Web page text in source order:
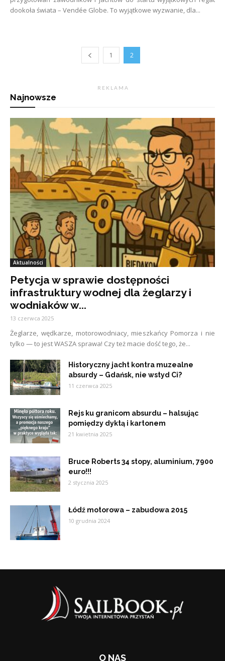
dookoła świata – Vendée Globe. To wyjątkowe wyzwanie, dla...
1 2
R E K L A M A
Najnowsze
Aktualności
Petycja w sprawie dostępności
infrastruktury wodnej dla żeglarzy i
wodniaków w...
13 czerwca 2025
Żeglarze, wędkarze, motorowodniacy, mieszkańcy Pomorza i nie
tylko — to jest WASZA sprawa! Czy też macie dość tego, że...
Historyczny jacht kontra muzealne
absurdy – Gdańsk, nie wstyd Ci?
11 czerwca 2025
Rejs ku granicom absurdu – halsując
pomiędzy dyktą i kartonem
21 kwietnia 2025
Bruce Roberts 34 stopy, aluminium, 7900
euro!!!
2 stycznia 2025
Łódź motorowa – zabudowa 2015
10 grudnia 2024
O NAS